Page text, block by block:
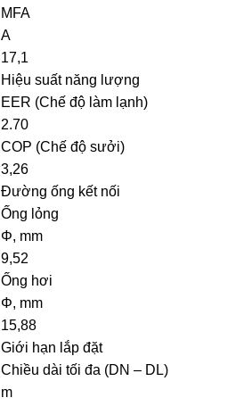
MFA
A
17,1
Hiệu suất năng lượng
EER (Chế độ làm lạnh)
2.70
COP (Chế độ sưởi)
3,26
Đường ống kết nối
Ống lỏng
Φ, mm
9,52
Ống hơi
Φ, mm
15,88
Giới hạn lắp đặt
Chiều dài tối đa (DN – DL)
m